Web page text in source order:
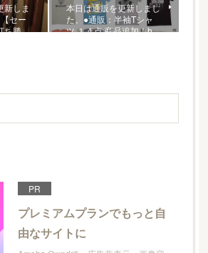
新しま
セー
ち勝…
本日は通販を更新しまし
た。●通販：半袖Tシャ
ツ １４点 商品追加！h…
PR
プレミアムプランでもっと自
由なサイトに